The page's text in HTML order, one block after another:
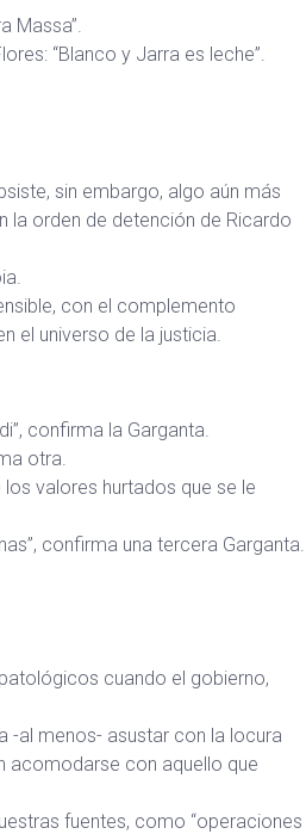
Massa”.
“Blanco y Jarra es leche”.
sin embargo, algo aún más
la orden de detención de Ricardo
con el complemento
el universo de la justicia.
confirma la Garganta.
otra.
valores hurtados que se le
confirma una tercera Garganta.
cuando el gobierno,
-al menos- asustar con la locura
acomodarse con aquello que
fuentes, como “operaciones